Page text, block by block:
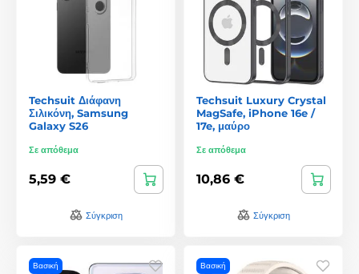
Techsuit Διάφανη
Σιλικόνη, Samsung
Galaxy S26
Σε απόθεμα
5,59 €
Σύγκριση
Techsuit Luxury Crystal
MagSafe, iPhone 16e /
17e, μαύρο
Σε απόθεμα
10,86 €
Σύγκριση
Βασική Βασική